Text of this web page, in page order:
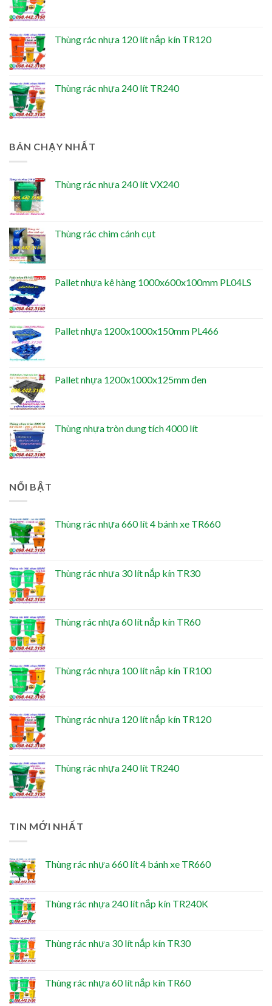
Thùng rác nhựa 120 lít nắp kín TR120
Thùng rác nhựa 240 lít TR240
BÁN CHẠY NHẤT
Thùng rác nhựa 240 lít VX240
Thùng rác chim cánh cụt
Pallet nhựa kê hàng 1000x600x100mm PL04LS
Pallet nhựa 1200x1000x150mm PL466
Pallet nhựa 1200x1000x125mm đen
Thùng nhựa tròn dung tích 4000 lít
NỔI BẬT
Thùng rác nhựa 660 lít 4 bánh xe TR660
Thùng rác nhựa 30 lít nắp kín TR30
Thùng rác nhựa 60 lít nắp kín TR60
Thùng rác nhựa 100 lít nắp kín TR100
Thùng rác nhựa 120 lít nắp kín TR120
Thùng rác nhựa 240 lít TR240
TIN MỚI NHẤT
Thùng rác nhựa 660 lít 4 bánh xe TR660
Thùng rác nhựa 240 lít nắp kín TR240K
Thùng rác nhựa 30 lít nắp kín TR30
Thùng rác nhựa 60 lít nắp kín TR60